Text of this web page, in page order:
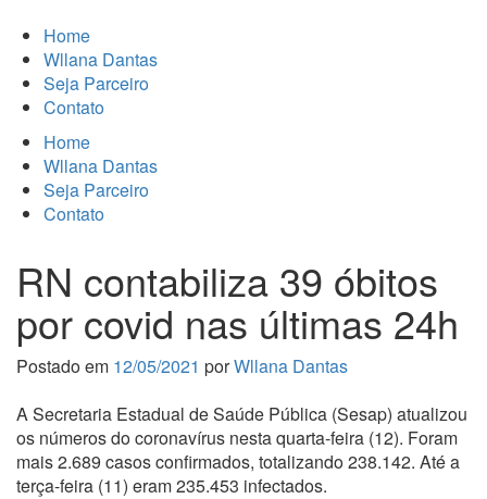
Home
Wllana Dantas
Seja Parceiro
Contato
Home
Wllana Dantas
Seja Parceiro
Contato
RN contabiliza 39 óbitos
por covid nas últimas 24h
Postado em 12/05/2021 porWllana Dantas
A Secretaria Estadual de Saúde Pública (Sesap) atualizou
os números do coronavírus nesta quarta-feira (12). Foram
mais 2.689 casos confirmados, totalizando 238.142. Até a
terça-feira (11) eram 235.453 infectados.